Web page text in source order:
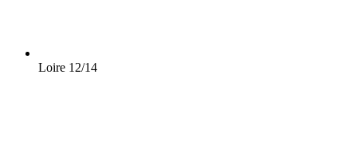
Loire 12/14